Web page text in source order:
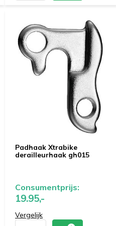
Padhaak Xtrabike
derailleurhaak gh015
Consumentprijs:
19.95,-
Vergelijk